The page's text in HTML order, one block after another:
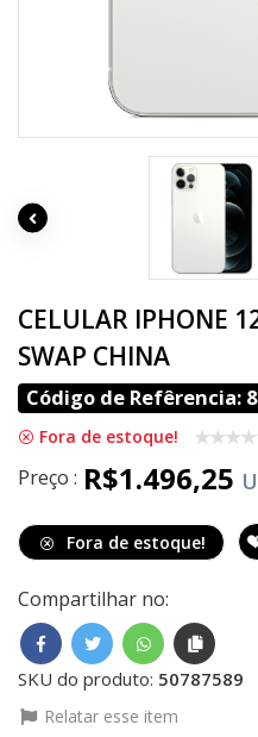
CELULAR IPHONE
SWAP CHINA
Código de Refêrencia:
Fora de estoque!
Preço : R$1.496,25
Fora de estoque!
Compartilhar no:
SKU do produto: 50787589
Relatar esse item